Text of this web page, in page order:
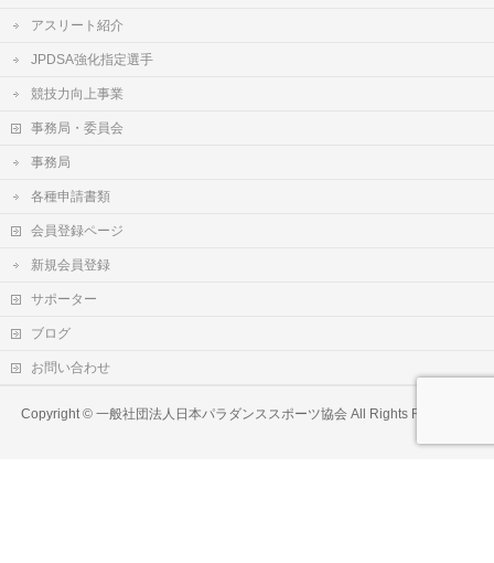
アスリート紹介
JPDSA強化指定選手
競技力向上事業
事務局・委員会
事務局
各種申請書類
会員登録ページ
新規会員登録
サポーター
ブログ
お問い合わせ
Copyright © 一般社団法人日本パラダンススポーツ協会All Rights Reserved.